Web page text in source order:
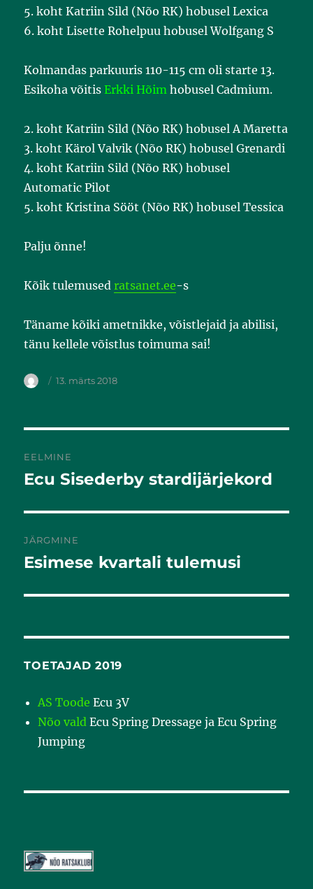
5. koht Katriin Sild (Nõo RK) hobusel Lexica
6. koht Lisette Rohelpuu hobusel Wolfgang S
Kolmandas parkuuris 110-115 cm oli starte 13.
Esikoha võitisErkki Hõim hobusel Cadmium.
2. koht Katriin Sild (Nõo RK) hobusel A Maretta
3. koht Kärol Valvik (Nõo RK) hobusel Grenardi
4. koht Katriin Sild (Nõo RK) hobusel
Automatic Pilot
5. koht Kristina Sööt (Nõo RK) hobusel Tessica
Palju õnne!
Kõik tulemusedratsanet.ee-s
Täname kõiki ametnikke, võistlejaid ja abilisi,
tänu kellele võistlus toimuma sai!
13. märts 2018
EELMINE
Eelmine
Ecu Sisederby stardijärjekord
JÄRGMINE
Järgmine
Esimese kvartali tulemusi
TOETAJAD 2019
AS Toode Ecu 3V
Nõo vald Ecu Spring Dressage ja Ecu Spring
Jumping